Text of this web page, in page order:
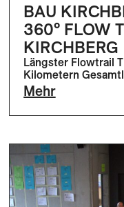
BAU
360° FLOW
KIRCHBERG
Längster Flowtrail
Kilometern
Mehr